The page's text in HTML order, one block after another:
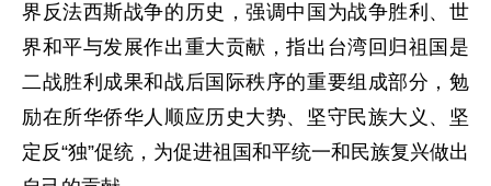
界反法西斯战争的历史，强调中国为战争胜利、世
界和平与发展作出重大贡献，指出台湾回归祖国是
二战胜利成果和战后国际秩序的重要组成部分，勉
励在所华侨华人顺应历史大势、坚守民族大义、坚
定反“独”促统，为促进祖国和平统一和民族复兴做出